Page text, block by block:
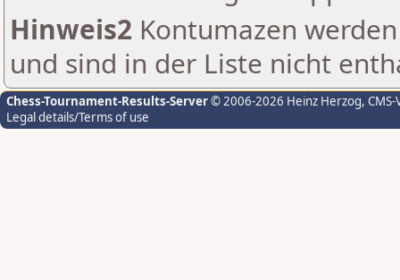
Hinweis2 Kontumazen
und sind in der Liste nicht
Chess-Tournament-Results-Server© 2006-2026 Heinz Herzog,
Legal details/Terms of use